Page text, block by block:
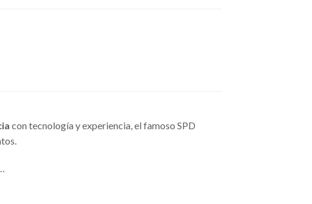
con tecnología y experiencia, el famoso SPD